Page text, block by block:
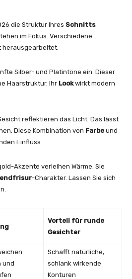
die Struktur Ihres Schnitts.
im Fokus. Verschiedene
herausgearbeitet.
Silber- und Platintöne ein. Dieser
Haarstruktur. Ihr Lookwirkt modern
reflektieren das Licht. Das lässt
Diese Kombination von Farbe und
Einfluss.
Akzente verleihen Wärme. Sie
-Charakter. Lassen Sie sich
Vorteil für runde
Gesichter
und
Schafft natürliche,
schlank wirkende
Konturen